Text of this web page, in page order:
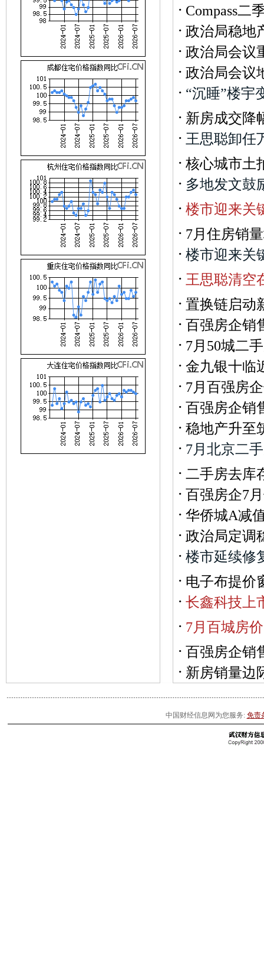
· Compass二
· 政治局稳地
· 政治局会议
· 政治局会议
· “沉睡”楼宇
· 新房成交降
· 王思聪卸任
· 核心城市土
· 多地发文鼓
· 楼市迎来关
· 7月住房销
· 楼市迎来关
· 王思聪清空
· 置换链启动
· 百强房企销
· 7月50城二
· 金九银十临
· 7月百强房
· 百强房企销
· 稳地产升至
· 7月 北京二手
· 二手房去库
· 百强房企7
· 华侨城A减
· 政治局定调
· 楼市延续修
· 电子布提价
· 长鑫科技 上
· 7月 百城房价
· 百强房企销
· 新房销量边
中国财经信息网为您服务: 免责